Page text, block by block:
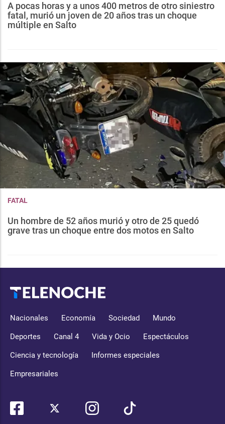
A pocas horas y a unos 400 metros de otro siniestro
fatal, murió un joven de 20 años tras un choque
múltiple en Salto
FATAL
Un hombre de 52 años murió y otro de 25 quedó
grave tras un choque entre dos motos en Salto
Nacionales Economía Sociedad Mundo
Deportes Canal 4 Vida y Ocio Espectáculos
Ciencia y tecnología Informes especiales
Empresariales